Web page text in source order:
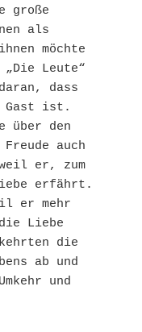
große
als
möchte
„Die Leute“
dass
Gast ist.
über den
auch
er, zum
erfährt.
er mehr
Liebe
die
ab und
und